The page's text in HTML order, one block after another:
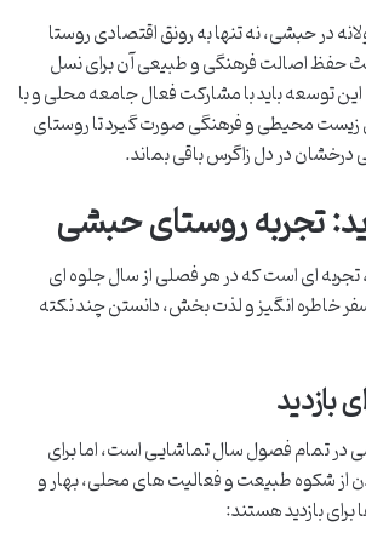
در حبشی، نه تنها به رونق اقتصادی روستا
حفظ اصالت فرهنگی و طبیعی آن برای نسل
توسعه باید با مشارکت فعال جامعه محلی و با
زیست محیطی و فرهنگی صورت گیرد تا روستای
در دل زاگرس باقی بماند.
تجربه روستای حبشی
ای است که در هر فصلی از سال جلوه ای
خاطره انگیز و لذت بخش، دانستن چند نکته
بازدید
در تمام فصول سال تماشایی است، اما برای
از شکوه طبیعت و فعالیت های محلی، بهار و
بازدید هستند: